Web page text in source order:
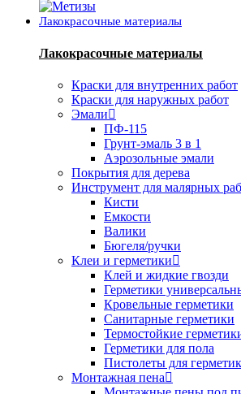
Лакокрасочные материалы
Лакокрасочные материалы
Краски для внутренних работ
Краски для наружных работ
Эмали
ПФ-115
Грунт-эмаль 3 в 1
Аэрозольные эмали
Покрытия для дерева
Инструмент для малярных
Кисти
Емкости
Валики
Бюгеля/ручки
Клеи и герметики
Клей и жидкие гвозди
Герметики
Кровельные герметики
Санитарные герметики
Термостойкие
Герметики для пола
Пистолеты для
Монтажная пена